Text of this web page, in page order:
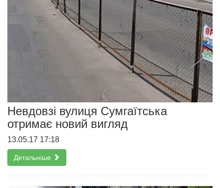
Невдовзі вулиця Сумгаїтська
отримає новий вигляд
13.05.17 17:18
Детальніше